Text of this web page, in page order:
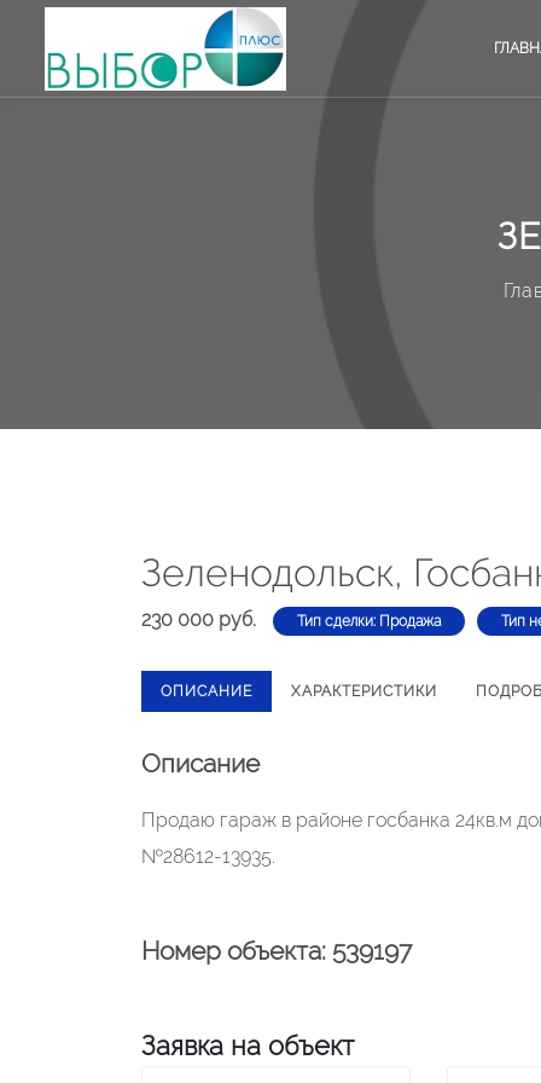
Зеленодольск,
230 000 руб. Тип сделки: Продажа Тип
ОПИСАНИЕ ХАРАКТЕРИСТИКИ
Описание
Продаю гараж в районе госбанка 24кв.м
№28612-13935.
Номер объекта: 539197
Заявка на объект